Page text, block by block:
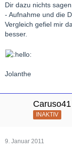
Dir dazu nichts
- Aufnahme und die
Vergleich gefiel mir
besser.
Jolanthe
Caruso41
INAKTIV
9. Januar 2011